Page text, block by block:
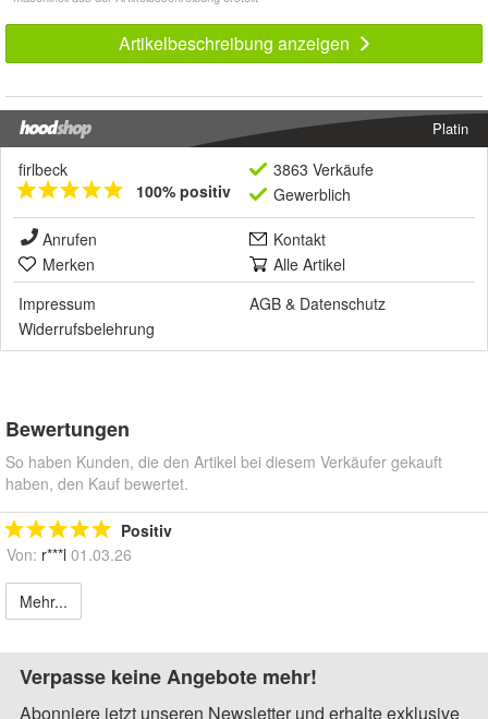
Artikelbeschreibung anzeigen
Platin
firlbeck
100% positiv
3863 Verkäufe
Gewerblich
Anrufen
Kontakt
Merken
Alle Artikel
Impressum
AGB & Datenschutz
Widerrufsbelehrung
Bewertungen
So haben Kunden, die den Artikel bei diesem Verkäufer gekauft
haben, den Kauf bewertet.
Positiv
Von: r***l 01.03.26
Mehr...
Verpasse keine Angebote mehr!
Abonniere jetzt unseren Newsletter und erhalte exklusive